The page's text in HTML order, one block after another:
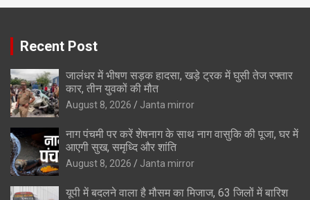
Recent Post
जालंधर में भीषण सड़क हादसा, खड़े ट्रक में घुसी तेज रफ्तार
कार, तीन युवकों की मौत
August 8, 2026 Janta mirror
नाग पंचमी पर करें शेषनाग के साथ नाग वासुकि की पूजा, घर में
आएगी सुख, समृध्दि और शांति
August 8, 2026 Janta mirror
यूपी में बदलने वाला है मौसम का मिजाज, 63 जिलों में बारिश